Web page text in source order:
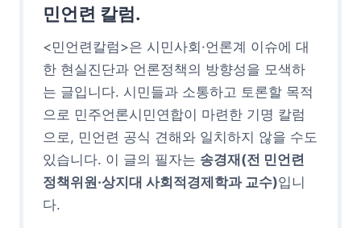
민언련 칼럼.
<민언련칼럼>은 시민사회·언론계 이슈에 대
한 현실진단과 언론정책의 방향성을 모색하
는 글입니다. 시민들과 소통하고 토론할 목적
으로 민주언론시민연합이 마련한 기명 칼럼
으로, 민언련 공식 견해와 일치하지 않을 수도
있습니다. 이 글의 필자는 송경재(전 민언련
정책위원·상지대 사회적경제학과 교수)입니
다.